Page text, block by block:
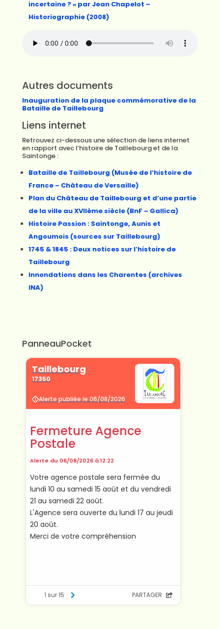
incertaine ? » par Jean Chapelot –
Historiographie (2008)
Autres documents
Inauguration de la plaque commémorative de la
Bataille de Taillebourg
Liens internet
Retrouvez ci-dessous une sélection de liens internet
en rapport avec l’histoire de Taillebourg et de la
Saintonge :
Bataille de Taillebourg (Musée de l’histoire de
France – Château de Versaille)
Plan du Château de Taillebourg et d’une partie
de la ville au XVIIème siècle (BnF – Gallica)
Histoire Passion : Saintonge, Aunis et
Angoumois (sources sur Taillebourg)
1745 & 1845 : Deux notices sur l’histoire de
Taillebourg
Innondations dans les Charentes (archives
INA)
PanneauPocket